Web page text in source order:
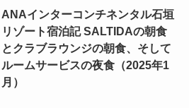
ANAインターコンチネンタル石垣
リゾート宿泊記 SALTIDAの朝食
とクラブラウンジの朝食、そして
ルームサービスの夜食（2025年1
月）